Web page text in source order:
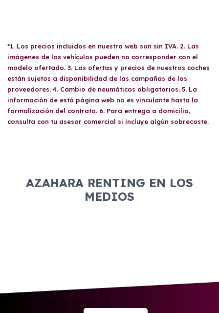
*1. Los precios incluidos en nuestra web son sin IVA. 2. Las
imágenes de los vehículos pueden no corresponder con el
modelo ofertado. 3. Las ofertas y precios de nuestros coches
están sujetos a disponibilidad de las campañas de los
proveedores. 4. Cambio de neumáticos obligatorios. 5. La
información de está página web no es vinculante hasta la
formalización del contrato. 6. Para entrega a domicilio,
consulta con tu asesor comercial si incluye algún sobrecoste.
AZAHARA RENTING EN LOS
MEDIOS